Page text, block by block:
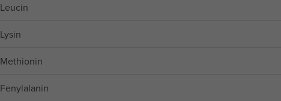
Leucin
Lysin
Methionin
Fenylalanin